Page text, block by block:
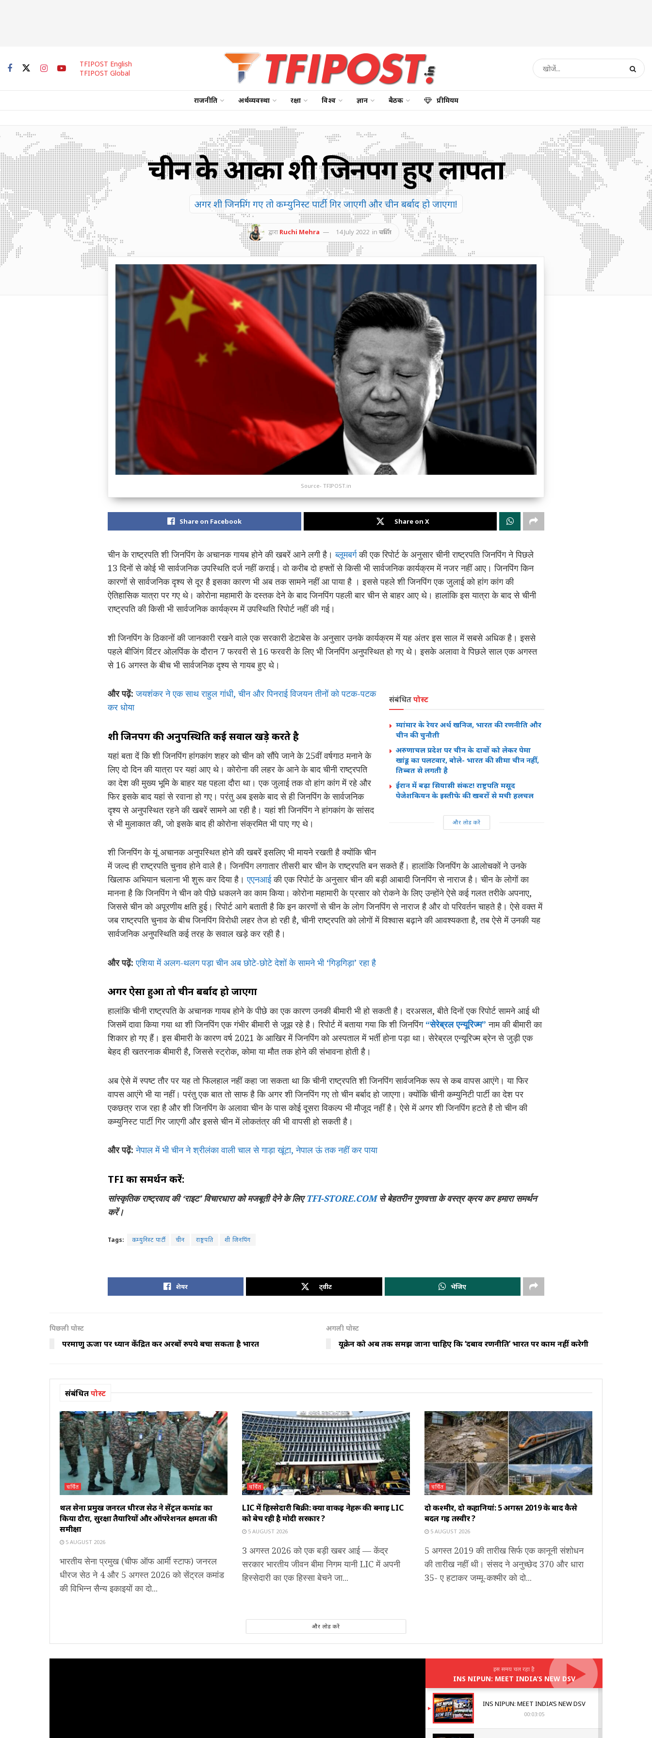
TFIPOST English
TFIPOST Global
राजनीति अर्थव्यवस्था रक्षा विश्व ज्ञान बैठक प्रीमियम
चीन के आका शी जिनपिंग हुए लापता
अगर शी जिनपिंग गए तो कम्युनिस्ट पार्टी गिर जाएगी और चीन बर्बाद हो जाएगा!
द्वारा Ruchi Mehra 14 July 2022 in चर्चित
Source- TFIPOST.in
Share on Facebook Share on X
चीन के राष्ट्रपति शी जिनपिंग के अचानक गायब होने की खबरें आने लगी है।ब्लूमबर्गकी एक रिपोर्ट के अनुसार चीनी राष्ट्रपति जिनपिंग ने पिछले
13 दिनों से कोई भी सार्वजनिक उपस्थिति दर्ज नहीं कराई। वो करीब दो हफ्तों से किसी भी सार्वजनिक कार्यक्रम में नजर नहीं आए। जिनपिंग किन
कारणों से सार्वजनिक दृश्य से दूर है इसका कारण भी अब तक सामने नहीं आ पाया है । इससे पहले शी जिनपिंग एक जुलाई को हांग कांग की
ऐतिहासिक यात्रा पर गए थे। कोरोना महामारी के दस्तक देने के बाद जिनपिंग पहली बार चीन से बाहर आए थे। हालांकि इस यात्रा के बाद से चीनी
राष्ट्रपति की किसी भी सार्वजनिक कार्यक्रम में उपस्थिति रिपोर्ट नहीं की गई।
शी जिनपिंग के ठिकानों की जानकारी रखने वाले एक सरकारी डेटाबेस के अनुसार उनके कार्यक्रम में यह अंतर इस साल में सबसे अधिक है। इससे
पहले बीजिंग विंटर ओलपिंक के दौरान 7 फरवरी से 16 फरवरी के लिए भी जिनपिंग अनुपस्थित हो गए थे। इसके अलावा वे पिछले साल एक अगस्त
से 16 अगस्त के बीच भी सार्वजनिक दृश्य से गायब हुए थे।
संबंधितपोस्ट
म्यांमार के रेयर अर्थ खनिज, भारत की रणनीति और
चीन की चुनौती
अरुणाचल प्रदेश पर चीन के दावों को लेकर पेमा
खांडू का पलटवार, बोले- भारत की सीमा चीन नहीं,
तिब्बत से लगती है
ईरान में बढ़ा सियासी संकट! राष्ट्रपति मसूद
पेजेशकियन के इस्तीफे की खबरों से मची हलचल
और लोड करें
और पढ़ें:जयशंकर ने एक साथ राहुल गांधी, चीन और पिनराई विजयन तीनों को पटक-पटक
कर धोया
शी जिनपिंग की अनुपस्थिति कई सवाल खड़े करते है
यहां बता दें कि शी जिनपिंग हांगकांग शहर को चीन को सौंपे जाने के 25वीं वर्षगाठ मनाने के
लिए दो दिन की यात्रा पर यहां आए थे। कोरोना की लहर के आने के बाद चीनी राष्ट्रपति
का देश की मुख्य भूमि के बाहर यह पहला दौरा था। एक जुलाई तक वो हांग कांग में रहे और
फिर इसके बाद यहां से रवाना हो गए। परंतु अब इसके बाद से ही जिनपिंग के सार्वजनिक
दृश्य से अनुपस्थित रहने की खबरें सामने आ रही है। यहां शी जिनपिंग ने हांगकांग के सांसद
से भी मुलाकात की, जो इसके बाद ही कोरोना संक्रमित भी पाए गए थे।
शी जिनपिंग के यूं अचानक अनुपस्थित होने की खबरें इसलिए भी मायने रखती है क्योंकि चीन
में जल्द ही राष्ट्रपति चुनाव होने वाले है। जिनपिंग लगातार तीसरी बार चीन के राष्ट्रपति बन सकते हैं। हालांकि जिनपिंग के आलोचकों ने उनके
खिलाफ अभियान चलाना भी शुरू कर दिया है।एएनआईकी एक रिपोर्ट के अनुसार चीन की बड़ी आबादी जिनपिंग से नाराज है। चीन के लोगों का
मानना है कि जिनपिंग ने चीन को पीछे धकलने का काम किया। कोरोना महामारी के प्रसार को रोकने के लिए उन्होंने ऐसे कई गलत तरीके अपनाए,
जिससे चीन को अपूरणीय क्षति हुई। रिपोर्ट आगे बताती है कि इन कारणों से चीन के लोग जिनपिंग से नाराज है और वो परिवर्तन चाहते है। ऐसे वक्त में
जब राष्ट्रपति चुनाव के बीच जिनपिंग विरोधी लहर तेज हो रही है, चीनी राष्ट्रपति को लोगों में विश्वास बढ़ाने की आवश्यकता है, तब ऐसे में उनकी यह
सार्वजनिक अनुपस्थिति कई तरह के सवाल खड़े कर रही है।
और पढ़ें:एशिया में अलग-थलग पड़ा चीन अब छोटे-छोटे देशों के सामने भी ‘गिड़गिड़ा’ रहा है
अगर ऐसा हुआ तो चीन बर्बाद हो जाएगा
हालांकि चीनी राष्ट्रपति के अचानक गायब होने के पीछे का एक कारण उनकी बीमारी भी हो सकती है। दरअसल, बीते दिनों एक रिपोर्ट सामने आई थी
जिसमें दावा किया गया था शी जिनपिंग एक गंभीर बीमारी से जूझ रहे है। रिपोर्ट में बताया गया कि शी जिनपिंग “सेरेब्रल एन्यूरिज्म” नाम की बीमारी का
शिकार हो गए हैं। इस बीमारी के कारण वर्ष 2021 के आखिर में जिनपिंग को अस्पताल में भर्ती होना पड़ा था। सेरेब्रल एन्यूरिज्म ब्रेन से जुड़ी एक
बेहद ही खतरनाक बीमारी है, जिससे स्ट्रोक, कोमा या मौत तक होने की संभावना होती है।
अब ऐसे में स्पष्ट तौर पर यह तो फिलहाल नहीं कहा जा सकता था कि चीनी राष्ट्रपति शी जिनपिंग सार्वजनिक रूप से कब वापस आएंगे। या फिर
वापस आएंगे भी या नहीं। परंतु एक बात तो साफ है कि अगर शी जिनपिंग गए तो चीन बर्बाद हो जाएगा। क्योंकि चीनी कम्युनिटी पार्टी का देश पर
एकछत्र राज रहा है और शी जिनपिंग के अलावा चीन के पास कोई दूसरा विकल्प भी मौजूद नहीं है। ऐसे में अगर शी जिनपिंग हटते है तो चीन की
कम्युनिस्ट पार्टी गिर जाएगी और इससे चीन में लोकतंत्र की भी वापसी हो सकती है।
और पढ़ें:नेपाल में भी चीन ने श्रीलंका वाली चाल से गाड़ा खूंटा, नेपाल ऊं तक नहीं कर पाया
TFI का समर्थन करें:
सांस्कृतिक राष्ट्रवाद की ‘राइट’ विचारधारा को मजबूती देने के लिएTFI-STORE.COMसे बेहतरीन गुणवत्ता के वस्त्र क्रय कर हमारा समर्थन
करें।
Tags: कम्युनिस्ट पार्टी चीन राष्ट्रपति शी जिनपिंग
शेयर ट्वीट भेजिए
पिछली पोस्ट
परमाणु ऊर्जा पर ध्यान केंद्रित कर अरबों रुपये बचा सकता है भारत
अगली पोस्ट
यूक्रेन को अब तक समझ जाना चाहिए कि ‘दबाव रणनीति’ भारत पर काम नहीं करेगी
संबंधितपोस्ट
चर्चित
थल सेना प्रमुख जनरल धीरज सेठ ने सेंट्रल कमांड का
किया दौरा, सुरक्षा तैयारियों और ऑपरेशनल क्षमता की
समीक्षा
5 AUGUST 2026
भारतीय सेना प्रमुख (चीफ ऑफ आर्मी स्टाफ) जनरल
धीरज सेठ ने 4 और 5 अगस्त 2026 को सेंट्रल कमांड
की विभिन्न सैन्य इकाइयों का दो...
चर्चित
LIC में हिस्सेदारी बिक्री: क्या वाकई नेहरू की बनाई LIC
को बेच रही है मोदी सरकार ?
5 AUGUST 2026
3 अगस्त 2026 को एक बड़ी खबर आई — केंद्र
सरकार भारतीय जीवन बीमा निगम यानी LIC में अपनी
हिस्सेदारी का एक हिस्सा बेचने जा...
चर्चित
दो कश्मीर, दो कहानियां: 5 अगस्त 2019 के बाद कैसे
बदल गई तस्वीर ?
5 AUGUST 2026
5 अगस्त 2019 की तारीख सिर्फ एक कानूनी संशोधन
की तारीख नहीं थी। संसद ने अनुच्छेद 370 और धारा
35- ए हटाकर जम्मू-कश्मीर को दो...
और लोड करें
इस समय चल रहा है
INS NIPUN: MEET INDIA’S NEW DSV
INS NIPUN: MEET INDIA’S NEW DSV
00:03:05